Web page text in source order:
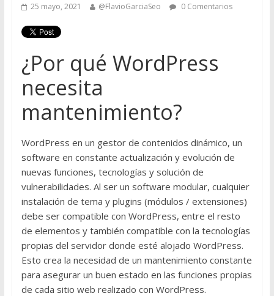
25 mayo, 2021 @FlavioGarciaSeo 0 Comentarios
¿Por qué WordPress
necesita
mantenimiento?
WordPress en un gestor de contenidos dinámico, un
software en constante actualización y evolución de
nuevas funciones, tecnologías y solución de
vulnerabilidades. Al ser un software modular, cualquier
instalación de tema y plugins (módulos / extensiones)
debe ser compatible con WordPress, entre el resto
de elementos y también compatible con la tecnologías
propias del servidor donde esté alojado WordPress.
Esto crea la necesidad de un mantenimiento constante
para asegurar un buen estado en las funciones propias
de cada sitio web realizado con WordPress.